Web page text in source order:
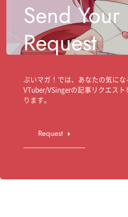
Send Your
Request
ぶいマガ！では、あなたの気にな
VTuber/VSingerの記事リクエス
ります。
Request